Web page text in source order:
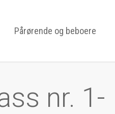
Pårørende og beboere
nr. 1-